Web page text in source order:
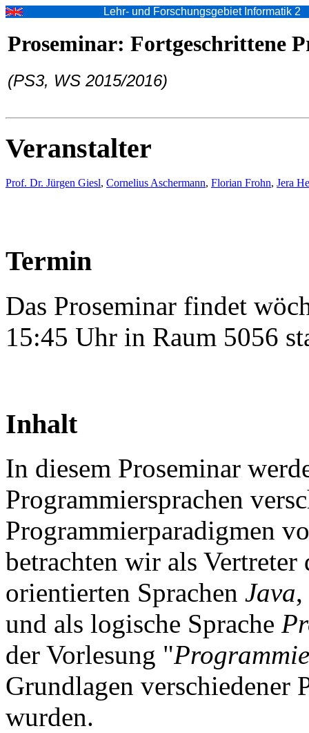
Lehr- und Forschungsgebiet Informatik 2
Proseminar: Fortgeschrittene
(PS3, WS 2015/2016)
Veranstalter
Prof. Dr. Jürgen Giesl, Cornelius Aschermann, Florian Frohn, Jera
Termin
Das Proseminar findet
15:45 Uhr in Raum 5056
Inhalt
In diesem Proseminar
Programmiersprachen
Programmierparadigmen
betrachten wir als
orientierten Sprachen Java
und als logische Sprache
der Vorlesung "
Grundlagen verschiedener
wurden.